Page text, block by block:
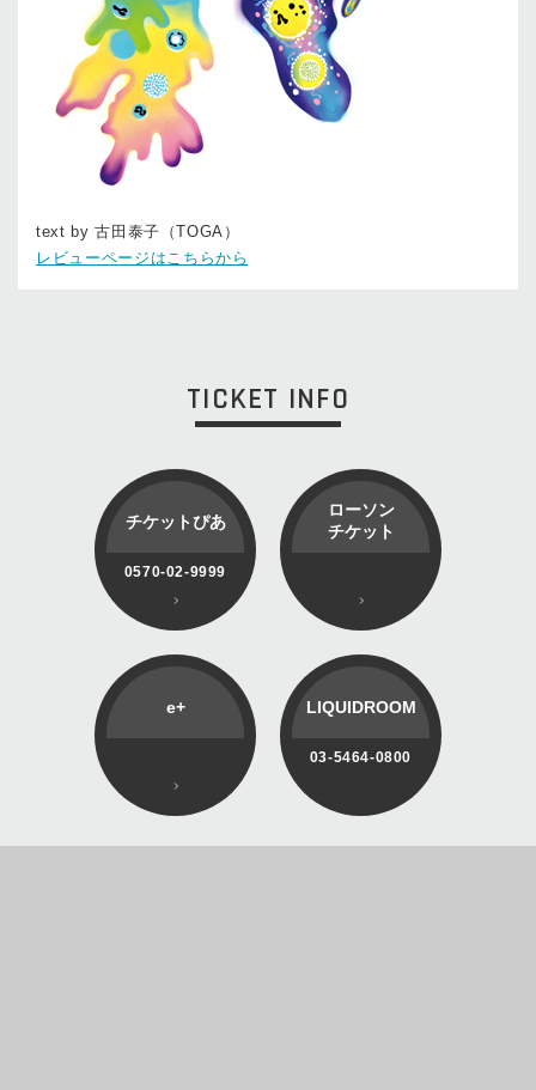
text by 古田泰子（TOGA）
レビューページはこちらから
TICKET INFO
チケットぴあ
0570-02-9999
ローソン
チケット
e+ LIQUIDROOM
03-5464-0800